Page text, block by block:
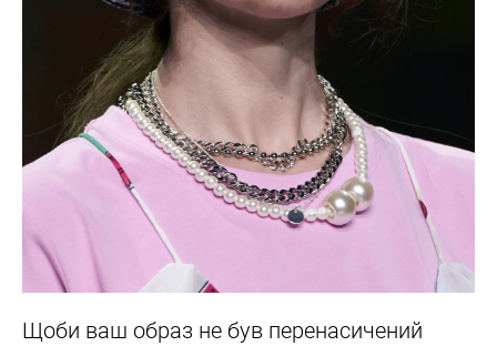
Щоби ваш образ не був перенасичений